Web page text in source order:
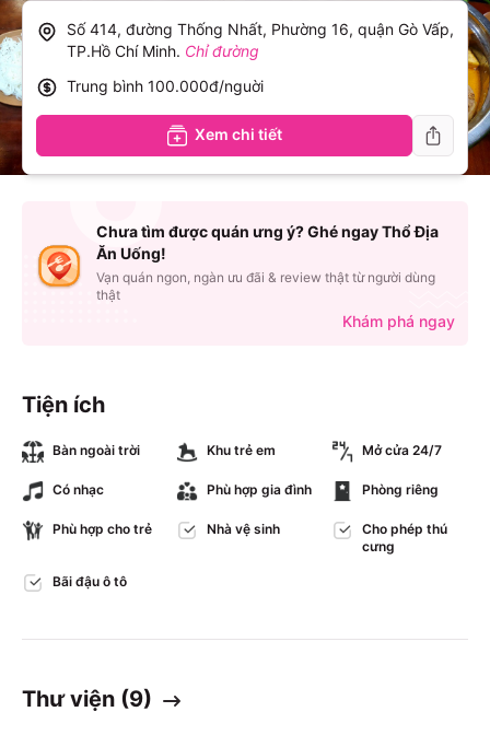
Tiện ích
Bàn ngoài trời Khu trẻ em Mở cửa 24/7
Có nhạc Phù hợp gia đình Phòng riêng
Phù hợp cho trẻ Nhà vệ sinh
Cho phép thú
cưng
Bãi đậu ô tô
Thư viện (9)
Số 414, đường Thống Nhất, Phường 16, quận Gò Vấp,
TP.Hồ Chí Minh. Chỉ đường
Trung bình 100.000đ/nguời
Xem chi tiết
Chưa tìm được quán ưng ý? Ghé ngay Thổ Địa
Ăn Uống!
Vạn quán ngon, ngàn ưu đãi & review thật từ người dùng
thật
Khám phá ngay